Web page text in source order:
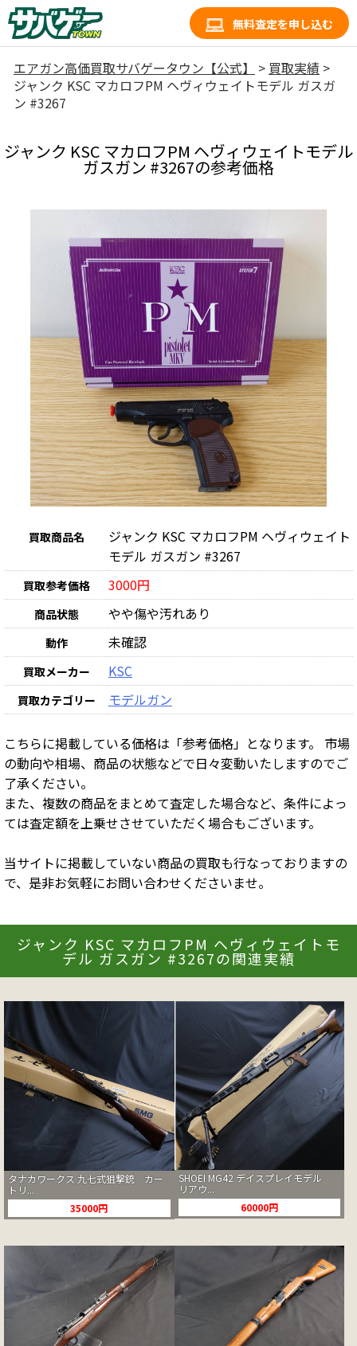
無料査定を申し込む
エアガン高価買取サバゲータウン【公式】 > 買取実績 >
ジャンク KSC マカロフPM ヘヴィウェイトモデル ガスガ
ン #3267
ジャンク KSC マカロフPM ヘヴィウェイトモデル
ガスガン #3267の参考価格
買取商品名
ジャンク KSC マカロフPM ヘヴィウェイト
モデル ガスガン #3267
買取参考価格 3000円
商品状態 やや傷や汚れあり
動作 未確認
買取メーカー KSC
買取カテゴリー モデルガン
こちらに掲載している価格は「参考価格」となります。 市場
の動向や相場、商品の状態などで日々変動いたしますのでご
了承ください。
また、複数の商品をまとめて査定した場合など、条件によっ
ては査定額を上乗せさせていただく場合もございます。
当サイトに掲載していない商品の買取も行なっておりますの
で、是非お気軽にお問い合わせくださいませ。
ジャンク KSC マカロフPM ヘヴィウェイトモ
デル ガスガン #3267の関連実績
タナカワークス 九七式狙撃銃 カー
トリ...
35000円
SHOEI MG42 デイスプレイモデル
リアウ...
60000円